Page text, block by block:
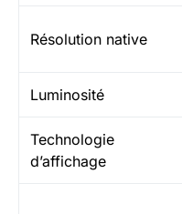
Résolution native
Luminosité
Technologie
d’affichage